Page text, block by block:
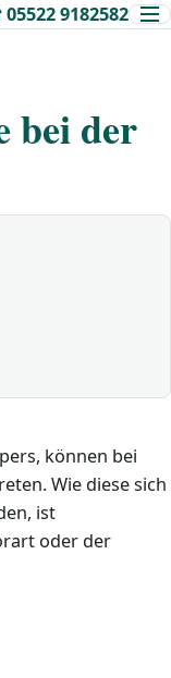
05522 9182582
bei der
können bei
Wie diese sich
ist
oder der